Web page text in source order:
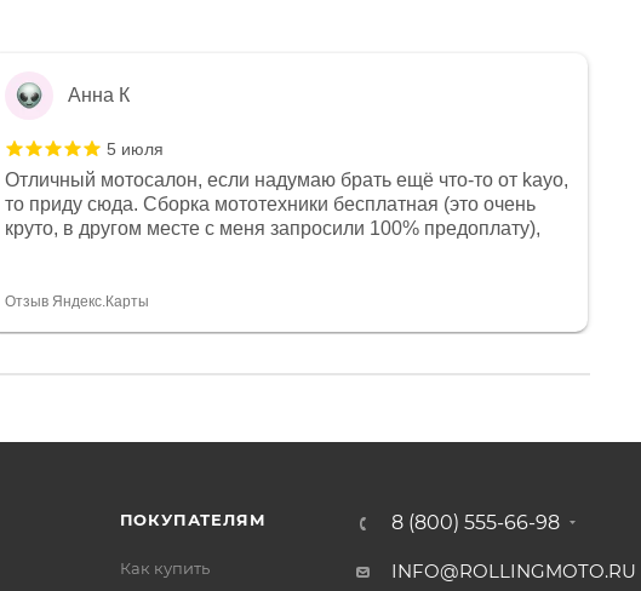
Анна К
5 июля
Отличный мотосалон, если надумаю брать ещё что-то от kayo,
то приду сюда. Сборка мототехники бесплатная (это очень
круто, в другом месте с меня запросили 100% предоплату),
спасибо отдельное, всегда на связи, очень детально всё
Отзыв Яндекс.Карты
ПОКУПАТЕЛЯМ
Как купить
8 (800) 555-66-98
INFO@ROLLINGMOTO.RU